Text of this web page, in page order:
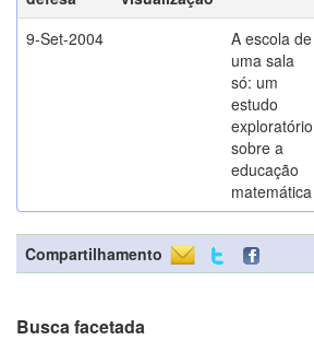
9-Set-2004
A escola de
uma sala
só: um
estudo
exploratório
sobre a
educação
matemática
Compartilhamento
Busca facetada